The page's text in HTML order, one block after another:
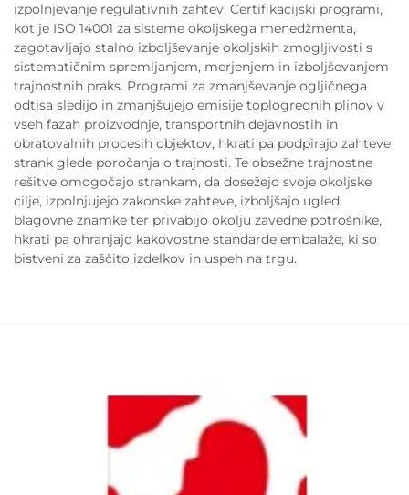
izpolnjevanje regulativnih zahtev. Certifikacijski programi,
kot je ISO 14001 za sisteme okoljskega menedžmenta,
zagotavljajo stalno izboljševanje okoljskih zmogljivosti s
sistematičnim spremljanjem, merjenjem in izboljševanjem
trajnostnih praks. Programi za zmanjševanje ogljičnega
odtisa sledijo in zmanjšujejo emisije toplogrednih plinov v
vseh fazah proizvodnje, transportnih dejavnostih in
obratovalnih procesih objektov, hkrati pa podpirajo zahteve
strank glede poročanja o trajnosti. Te obsežne trajnostne
rešitve omogočajo strankam, da dosežejo svoje okoljske
cilje, izpolnjujejo zakonske zahteve, izboljšajo ugled
blagovne znamke ter privabijo okolju zavedne potrošnike,
hkrati pa ohranjajo kakovostne standarde embalaže, ki so
bistveni za zaščito izdelkov in uspeh na trgu.